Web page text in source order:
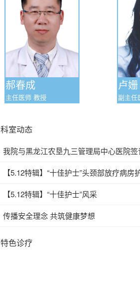
郝春成
主任医师 教授
卢姗
副主任
科室动态
我院与黑龙江农垦九三管理局中心医院
【5.12特辑】“十佳护士”头颈部放疗病
【5.12特辑】“十佳护士”风采
传播安全理念 共筑健康梦想
特色诊疗